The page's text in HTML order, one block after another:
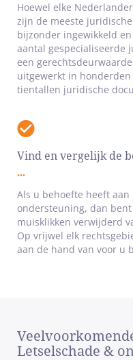
Hoewel elke
zijn de meeste
bijzonder ingewikkeld
aantal gespecialiseerde
een
uitgewerkt in
tientallen juridische
Vind en vergelijk de
Als u behoefte heeft
ondersteuning, dan
muisklikken verwijderd
Op vrijwel elk
aan de hand van voor u
Letselschade &